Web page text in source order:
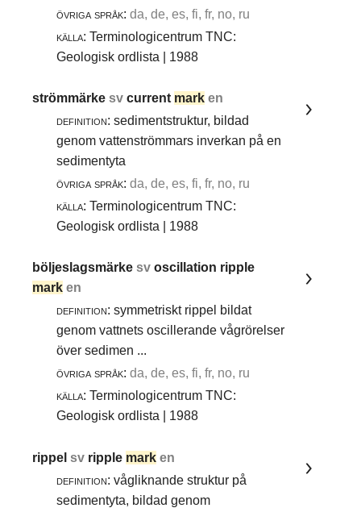
övriga språk: da, de, es, fi, fr, no, ru
källa: Terminologicentrum TNC:
Geologisk ordlista | 1988
strömmärkesvcurrent mark en
definition: sedimentstruktur, bildad
genom vattenströmmars inverkan på en
sedimentyta
övriga språk: da, de, es, fi, fr, no, ru
källa: Terminologicentrum TNC:
Geologisk ordlista | 1988
böljeslagsmärkesvoscillation ripple
mark en
definition: symmetriskt rippel bildat
genom vattnets oscillerande vågrörelser
över sedimen ...
övriga språk: da, de, es, fi, fr, no, ru
källa: Terminologicentrum TNC:
Geologisk ordlista | 1988
rippelsv ripple mark en
definition: vågliknande struktur på
sedimentyta, bildad genom